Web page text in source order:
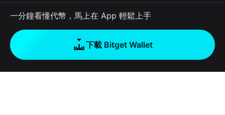
RWA
如何購買加密貨幣
Polygon
一分鐘看懂代幣，馬上在 App 輕鬆上手
下載 Bitget Wallet